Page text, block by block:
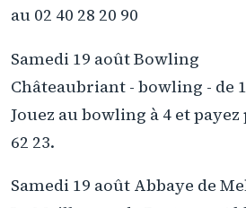
au 02 40 28 20 90
Samedi 19 août Bowling
Châteaubriant - bowling - de
Jouez au bowling à 4 et payez
62 23.
Samedi 19 août Abbaye de